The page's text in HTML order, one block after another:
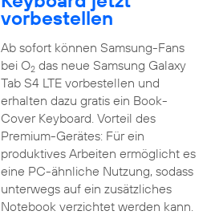
vorbestellen
Ab sofort können Samsung-Fans
bei O2das neue Samsung Galaxy
Tab S4 LTE vorbestellen und
erhalten dazu gratis ein Book-
Cover Keyboard. Vorteil des
Premium-Gerätes: Für ein
produktives Arbeiten ermöglicht es
eine PC-ähnliche Nutzung, sodass
unterwegs auf ein zusätzliches
Notebook verzichtet werden kann.